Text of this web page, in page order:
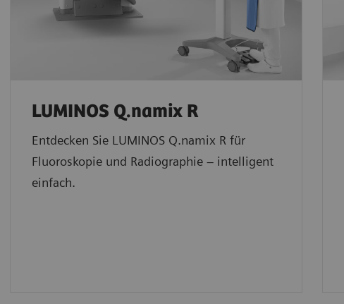
LUMINOS Q.namix R
Entdecken Sie LUMINOS Q.namix R für
Fluoroskopie und Radiographie – intelligent
einfach.